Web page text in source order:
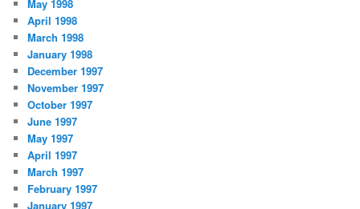
May 1998
April 1998
March 1998
January 1998
December 1997
November 1997
October 1997
June 1997
May 1997
April 1997
March 1997
February 1997
January 1997